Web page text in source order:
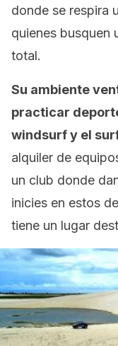
donde se respira
quienes busquen
total.
Su ambiente
practicar
windsurf y el
alquiler de
un club donde
inicies en estos
tiene un lugar